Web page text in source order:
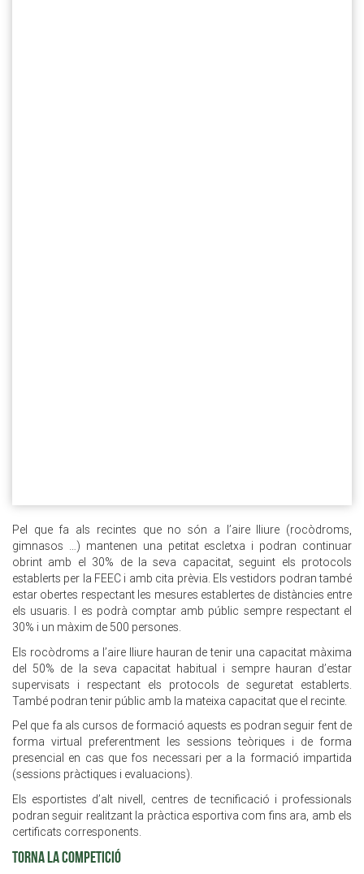
Pel que fa als recintes que no són a l’aire lliure (rocòdroms,
gimnasos …) mantenen una petitat escletxa i podran continuar
obrint amb el 30% de la seva capacitat, seguint els protocols
establerts per la FEEC i amb cita prèvia. Els vestidors podran també
estar obertes respectant les mesures establertes de distàncies entre
els usuaris. I es podrà comptar amb públic sempre respectant el
30% i un màxim de 500 persones.
Els rocòdroms a l’aire lliure hauran de tenir una capacitat màxima
del 50% de la seva capacitat habitual i sempre hauran d’estar
supervisats i respectant els protocols de seguretat establerts.
També podran tenir públic amb la mateixa capacitat que el recinte.
Pel que fa als cursos de formació aquests es podran seguir fent de
forma virtual preferentment les sessions teòriques i de forma
presencial en cas que fos necessari per a la formació impartida
(sessions pràctiques i evaluacions).
Els esportistes d’alt nivell, centres de tecnificació i professionals
podran seguir realitzant la pràctica esportiva com fins ara, amb els
certificats corresponents.
TORNA LA COMPETICIÓ